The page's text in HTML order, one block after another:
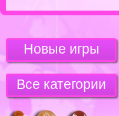
Новые игры
Все категории